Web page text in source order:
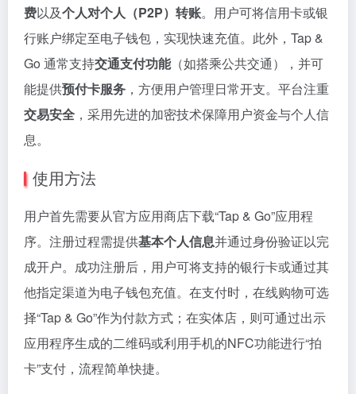
费以及个人对个人（P2P）转账。用户可将信用卡或银
行账户绑定至电子钱包，实现快速充值。此外，Tap &
Go 通常支持交通支付功能（如搭乘公共交通），并可
能提供预付卡服务 ，方便用户管理日常开支。平台注重
交易安全 ，采用先进的加密技术保障用户资金与个人信
息。
使用方法
用户首先需要从官方应用商店下载“Tap & Go”应用程
序。注册过程需提供基本个人信息并通过身份验证以完
成开户。成功注册后，用户可将支持的银行卡或通过其
他指定渠道为电子钱包充值。在支付时，在线购物可选
择“Tap & Go”作为付款方式；在实体店，则可通过出示
应用程序生成的二维码或利用手机的NFC功能进行“拍
卡”支付，流程简单快捷。